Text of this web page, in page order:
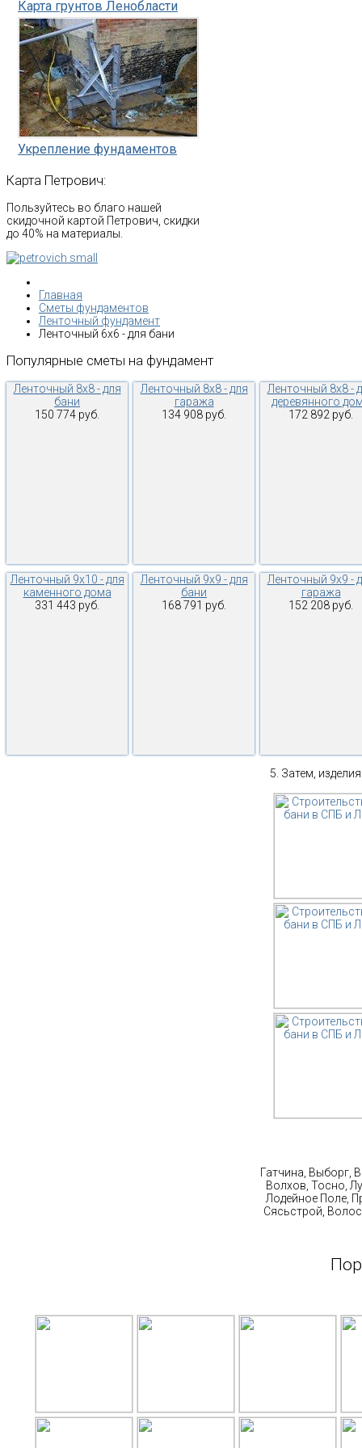
Карта грунтов Ленобласти
Укрепление фундаментов
Карта Петрович:
Пользуйтесь во благо нашей
скидочной картой Петрович, скидки
до 40% на материалы.
Главная
Сметы фундаментов
Ленточный фундамент
Ленточный 6х6 - для бани
Популярные сметы на фундамент
Ленточный 8х8 - для
бани
150 774 руб.
Ленточный 8х8 - для
гаража
134 908 руб.
Ленточный 8х8 -
деревянного
172 892 руб.
Ленточный 9х10 - для
каменного дома
331 443 руб.
Ленточный 9х9 - для
бани
168 791 руб.
Ленточный 9х9 -
гаража
152 208 руб.
Затем,
Гатчина, Выборг,
Волхов, Тосно,
Лодейное Поле,
Сясьстрой,